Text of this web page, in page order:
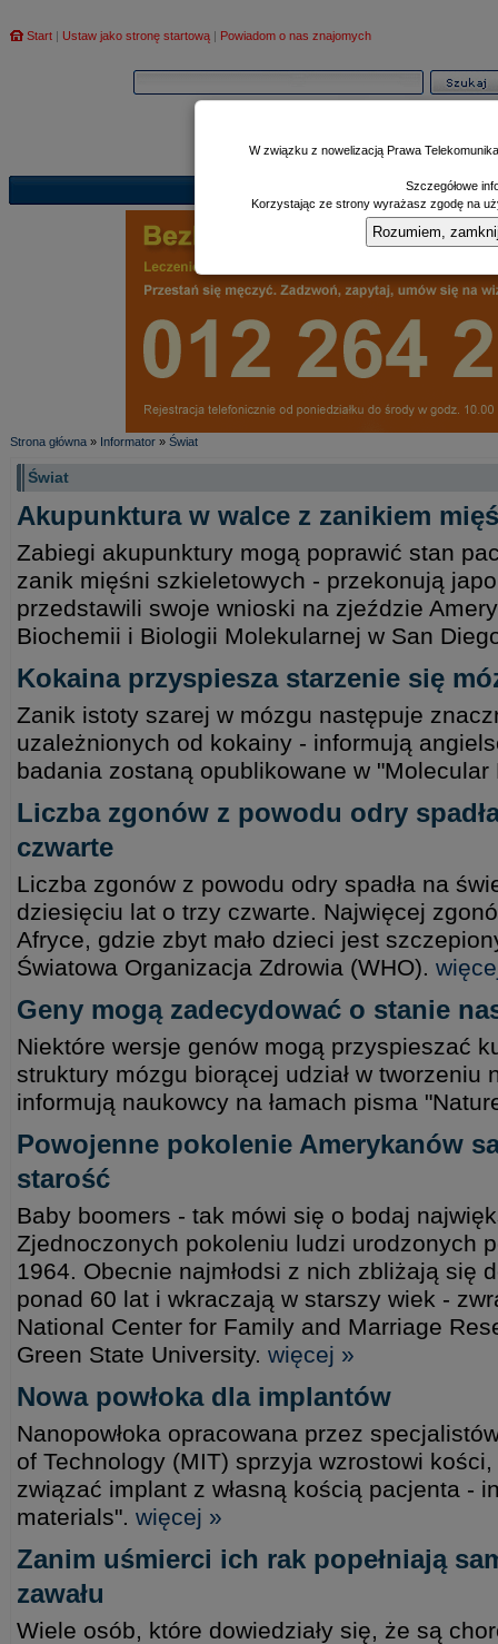
Start | Ustaw jako stronę startową | Powiadom o nas znajomych
Poczekalnia|
Strona główna » Informator » Świat
Świat
Akupunktura w walce z zanikiem
Zabiegi akupunktury mogą poprawić stan
zanik mięśni szkieletowych - przekonują
przedstawili swoje wnioski na zjeździe
Biochemii i Biologii Molekularnej w San
Kokaina przyspiesza starzenie się
Zanik istoty szarej w mózgu następuje
uzależnionych od kokainy - informują
badania zostaną opublikowane w
Liczba zgonów z powodu odry
czwarte
Liczba zgonów z powodu odry spadła na
dziesięciu lat o trzy czwarte. Najwięcej
Afryce, gdzie zbyt mało dzieci jest
Światowa Organizacja Zdrowia (WHO).
Geny mogą zadecydować o stanie
Niektóre wersje genów mogą przyspieszać
struktury mózgu biorącej udział w tworzeniu
informują naukowcy na łamach pisma
Powojenne pokolenie Amerykanów
starość
Baby boomers - tak mówi się o bodaj
Zjednoczonych pokoleniu ludzi urodzonych
1964. Obecnie najmłodsi z nich zbliżają się
ponad 60 lat i wkraczają w starszy wiek -
National Center for Family and Marriage
Green State University. więcej »
Nowa powłoka dla implantów
Nanopowłoka opracowana przez
of Technology (MIT) sprzyja wzrostowi
związać implant z własną kością pacjenta -
materials". więcej »
Zanim uśmierci ich rak popełniają
zawału
Wiele osób, które dowiedziały się, że są
W związku z nowelizacją Prawa
Szczegółowe
Korzystając ze strony wyrażasz zgodę na
Rozumiem,